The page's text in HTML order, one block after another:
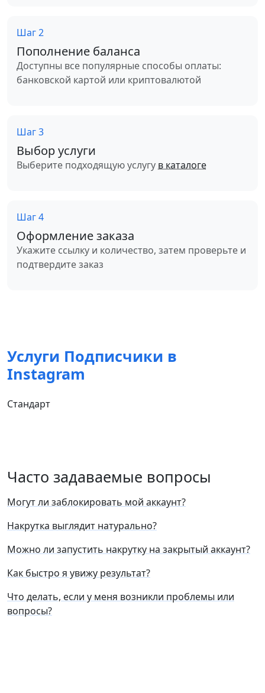
Шаг 2
Пополнение баланса
Доступны все популярные способы оплаты:
банковской картой или криптовалютой
Шаг 3
Выбор услуги
Выберите подходящую услугу в каталоге
Шаг 4
Оформление заказа
Укажите ссылку и количество, затем проверьте и
подтвердите заказ
Услуги Подписчики в
Instagram
Стандарт
Часто задаваемые вопросы
Могут ли заблокировать мой аккаунт?
Накрутка выглядит натурально?
Можно ли запустить накрутку на закрытый аккаунт?
Как быстро я увижу результат?
Что делать, если у меня возникли проблемы или
вопросы?